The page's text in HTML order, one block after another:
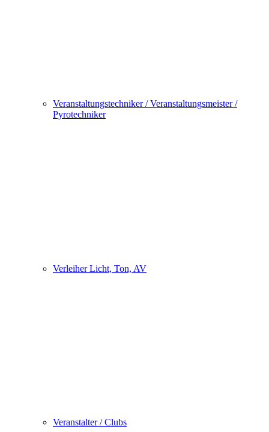
Veranstaltungstechniker / Veranstaltungsmeister /
Pyrotechniker
Verleiher Licht, Ton, AV
Veranstalter / Clubs